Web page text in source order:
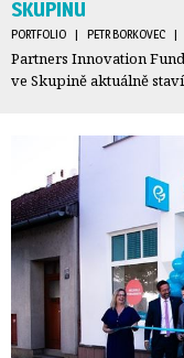
SKUPINU
PORTFOLIO | PETR BORKOVEC |
Partners Innovation
ve Skupině aktuálně